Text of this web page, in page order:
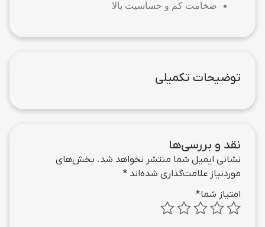
ضخامت کم و حساسیت بالا
توضیحات تکمیلی
نقد و بررسی‌ها
نشانی ایمیل شما منتشر نخواهد شد. بخش‌های
موردنیاز علامت‌گذاری شده‌اند *
امتیاز شما*